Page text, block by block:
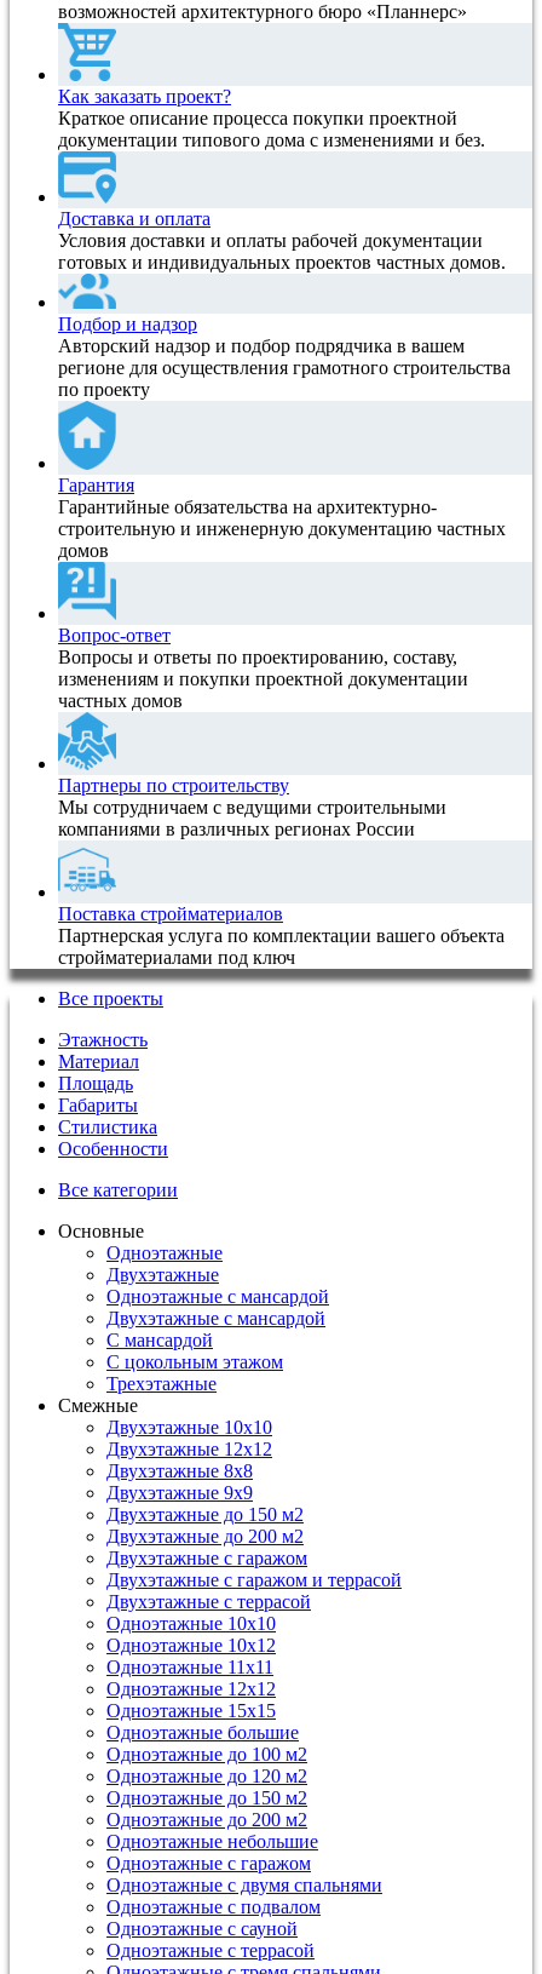
возможностей архитектурного бюро «Планнерс»
Как заказать проект?
Краткое описание процесса покупки проектной
документации типового дома с изменениями и без.
Доставка и оплата
Условия доставки и оплаты рабочей документации
готовых и индивидуальных проектов частных домов.
Подбор и надзор
Авторский надзор и подбор подрядчика в вашем
регионе для осуществления грамотного строительства
по проекту
Гарантия
Гарантийные обязательства на архитектурно-
строительную и инженерную документацию частных
домов
Вопрос-ответ
Вопросы и ответы по проектированию, составу,
изменениям и покупки проектной документации
частных домов
Партнеры по строительству
Мы сотрудничаем с ведущими строительными
компаниями в различных регионах России
Поставка стройматериалов
Партнерская услуга по комплектации вашего объекта
стройматериалами под ключ
Все проекты
Этажность
Материал
Площадь
Габариты
Стилистика
Особенности
Все категории
Основные
Одноэтажные
Двухэтажные
Одноэтажные с мансардой
Двухэтажные с мансардой
С мансардой
С цокольным этажом
Трехэтажные
Смежные
Двухэтажные 10х10
Двухэтажные 12х12
Двухэтажные 8х8
Двухэтажные 9х9
Двухэтажные до 150 м2
Двухэтажные до 200 м2
Двухэтажные с гаражом
Двухэтажные с гаражом и террасой
Двухэтажные с террасой
Одноэтажные 10х10
Одноэтажные 10х12
Одноэтажные 11х11
Одноэтажные 12х12
Одноэтажные 15х15
Одноэтажные большие
Одноэтажные до 100 м2
Одноэтажные до 120 м2
Одноэтажные до 150 м2
Одноэтажные до 200 м2
Одноэтажные небольшие
Одноэтажные с гаражом
Одноэтажные с двумя спальнями
Одноэтажные с подвалом
Одноэтажные с сауной
Одноэтажные с террасой